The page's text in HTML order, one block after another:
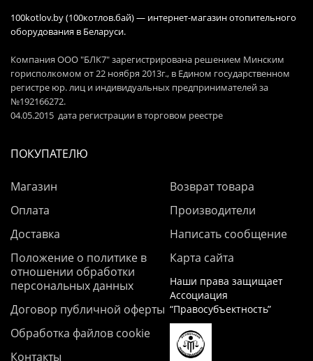
100kotlov.by (100котлов.бай) — интернет-магазин отопительного
оборудования в Беларуси.
Компания ООО "БЛК7" зарегистрирована решением Минским
горисполкомом от 22 ноября 2013г., в Едином государственном
регистре юр. лиц и индивидуальных предпринимателей за
№192166272.
04.05.2015 дата регистрации в торговом реестре
ПОКУПАТЕЛЮ
Магазин
Оплата
Доставка
Положение о политике в
отношении обработки
персональных данных
Договор публичной оферты
Обработка файлов cookie
Контакты
Возврат товара
Производители
Написать сообщение
Карта сайта
Наши права защищает
Ассоциация
“Правосубъектность”